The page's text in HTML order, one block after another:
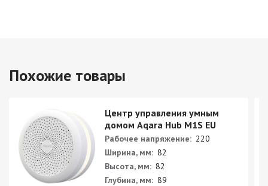
Похожие товары
Центр управления умным
домом Aqara Hub M1S EU
Рабочее напряжение: 220
Ширина, мм: 82
Высота, мм: 82
Глубина, мм: 89